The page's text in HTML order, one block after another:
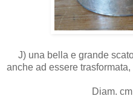
J) una bella e grande
anche ad essere
Diam.